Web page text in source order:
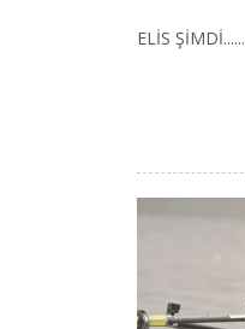
ELİS ŞİMDİ......